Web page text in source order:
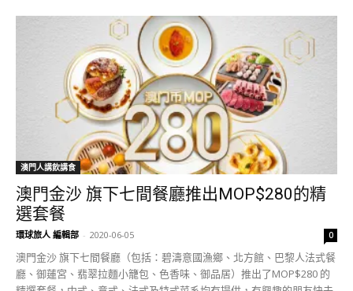
澳門人講飲講食
澳門金沙 旗下七間餐廳推出MOP$280的精
選套餐
環球旅人 編輯部 - 2020-06-05 0
澳門金沙 旗下七間餐廳（包括：碧濤意國漁鄉、北方館、巴黎人法式餐
廳、御蓮宮、翡翠拉麵小籠包、色香味、御品居）推出了MOP$280 的